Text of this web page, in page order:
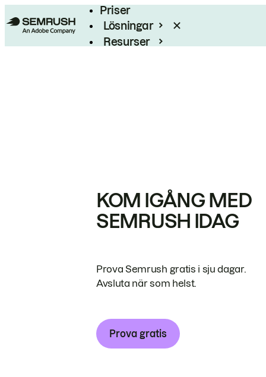
Priser
Lösningar
Resurser
KOM IGÅNG MED
SEMRUSH IDAG
Prova Semrush gratis i sju dagar.
Avsluta när som helst.
Prova gratis